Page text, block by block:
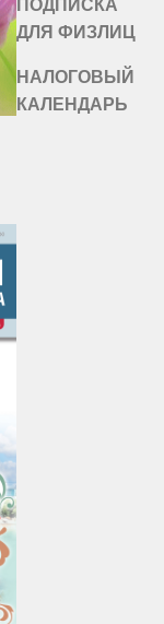
ДЛЯ ФИЗЛИЦ
НАЛОГОВЫЙ
КАЛЕНДАРЬ